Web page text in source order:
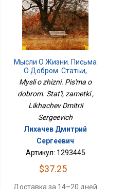
Мысли О Жизни. Письма
О Добром. Статьи,
Заметки
Mysli o zhizni. Pis'ma o
dobrom. Stat'i, zametki ,
Likhachev Dmitrii
Sergeevich
Лихачев Дмитрий
Сергеевич
Артикул: 1293445
$37.25
Доставка за 14–20 дней